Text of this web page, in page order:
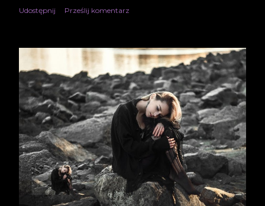
Udostępnij Prześlij komentarz